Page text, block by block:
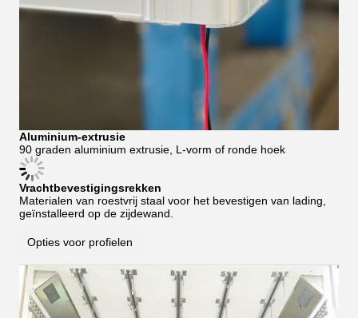
Aluminium-extrusie
90 graden aluminium extrusie, L-vorm of ronde hoek
Vrachtbevestigingsrekken
Materialen van roestvrij staal voor het bevestigen van lading,
geïnstalleerd op de zijdewand.
Opties voor profielen